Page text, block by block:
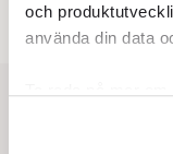
och
använda din data
Du kan ändra